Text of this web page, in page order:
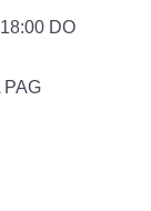
DO
PAG